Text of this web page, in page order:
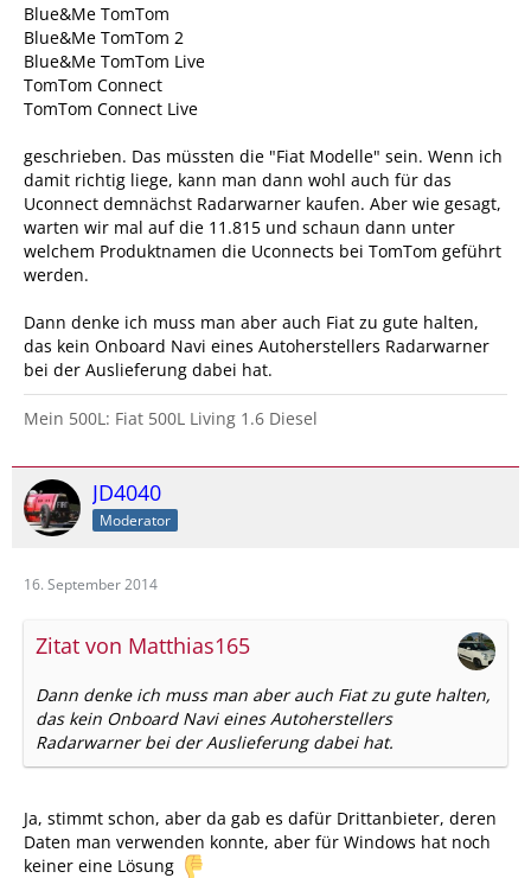
Blue&Me TomTom
Blue&Me TomTom 2
Blue&Me TomTom Live
TomTom Connect
TomTom Connect Live
geschrieben. Das müssten die "Fiat Modelle" sein. Wenn ich
damit richtig liege, kann man dann wohl auch für das
Uconnect demnächst Radarwarner kaufen. Aber wie gesagt,
warten wir mal auf die 11.815 und schaun dann unter
welchem Produktnamen die Uconnects bei TomTom geführt
werden.
Dann denke ich muss man aber auch Fiat zu gute halten,
das kein Onboard Navi eines Autoherstellers Radarwarner
bei der Auslieferung dabei hat.
Mein 500L: Fiat 500L Living 1.6 Diesel
JD4040
Moderator
16. September 2014
Zitat von Matthias165
Dann denke ich muss man aber auch Fiat zu gute halten,
das kein Onboard Navi eines Autoherstellers
Radarwarner bei der Auslieferung dabei hat.
Ja, stimmt schon, aber da gab es dafür Drittanbieter, deren
Daten man verwenden konnte, aber für Windows hat noch
keiner eine Lösung